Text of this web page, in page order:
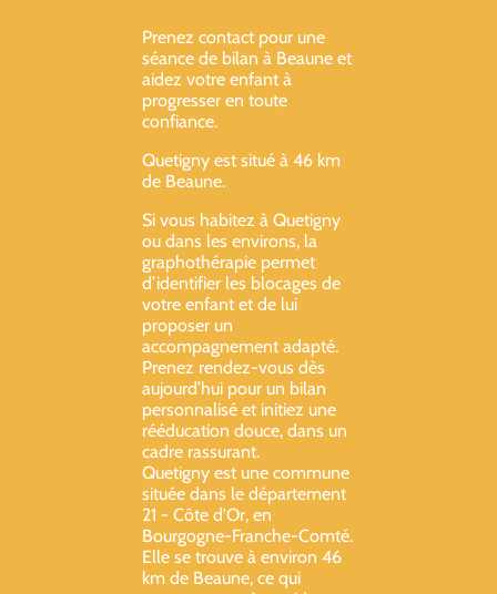
Prenez contact pour une
séance de bilan à Beaune et
aidez votre enfant à
progresser en toute
confiance.
Quetigny est situé à 46 km
de Beaune.
Si vous habitez à Quetigny
ou dans les environs, la
graphothérapie permet
d’identifier les blocages de
votre enfant et de lui
proposer un
accompagnement adapté.
Prenez rendez-vous dès
aujourd’hui pour un bilan
personnalisé et initiez une
rééducation douce, dans un
cadre rassurant.
Quetigny est une commune
située dans le département
21 - Côte d'Or, en
Bourgogne-Franche-Comté.
Elle se trouve à environ 46
km de Beaune, ce qui